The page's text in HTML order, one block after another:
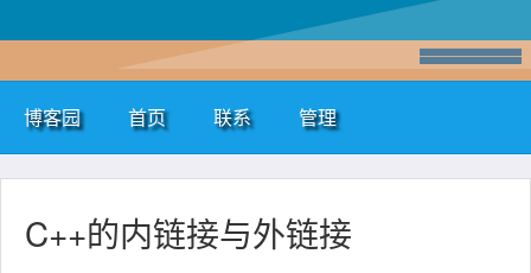
博客园 首页 联系 管理
C++的内链接与外链接